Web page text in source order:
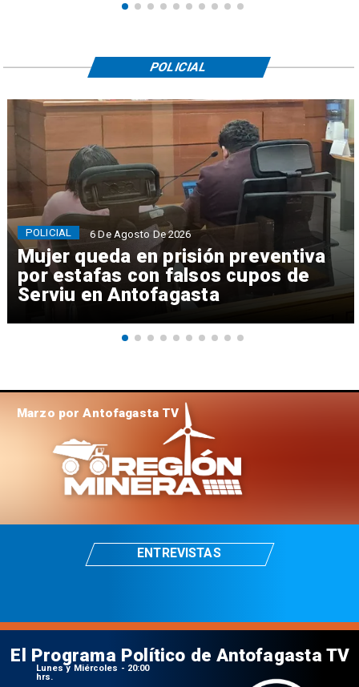
Mujer queda en prisión preventiva
por estafas con falsos cupos de
Serviu en Antofagasta
POLICIAL 6 De Agosto De 2026
POLICIAL
Marzo por Antofagasta TV
ENTREVISTAS
El Programa Político de Antofagasta TV
Lunes y Miércoles - 20:00
hrs.